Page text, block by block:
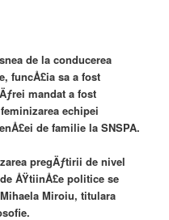
de la conducerea
funcÅ£ia sa a fost
mandat a fost
echipei
de familie la SNSPA.
pregÄƒtirii de nivel
ÅŸtiinÅ£e politice se
Miroiu, titulara